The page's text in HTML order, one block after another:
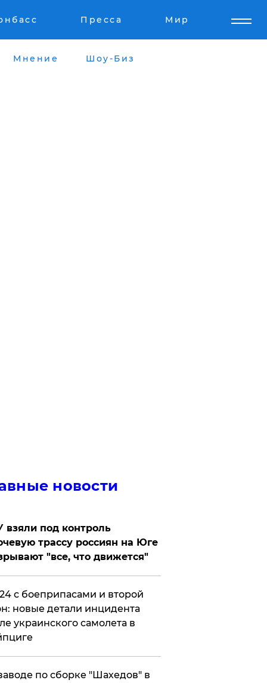
Пресса Мир
Мнение Шоу-Биз
новости
взяли под контроль
трассу россиян на Юге
"все, что движется"
с боеприпасами и второй
новые детали инцидента
украинского самолета в
по сборке "Шахедов" в